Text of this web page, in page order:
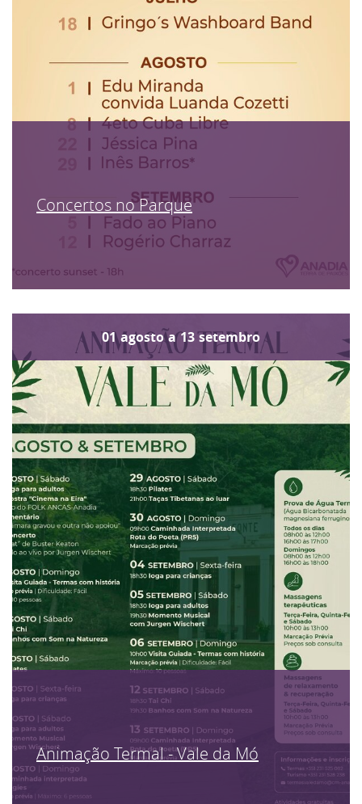
Concertos no Parque
01 agosto a 13 setembro
Animação Termal - Vale da Mó